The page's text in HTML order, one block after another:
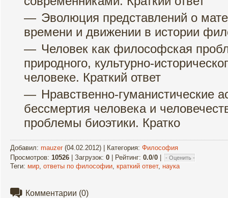
Эволюция представлений о
времени и движении в истории
Человек как философская
природного, культурно-
человеке. Краткий ответ
Нравственно-гуманистические
бессмертия человека и
проблемы биоэтики. Кратко
Добавил: mauzer (04.02.2012) | Категория: Философия
Просмотров: 10526 | Загрузок: 0 | Рейтинг: 0.0/0 |
Теги: мир ответы по философии краткий ответ, наука
Комментарии (0)